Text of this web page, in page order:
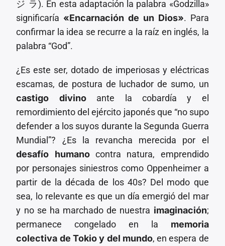
ジ ラ). En esta adaptación la palabra «Godzilla»
significaría «Encarnación de un Dios». Para
confirmar la idea se recurre a la raíz en inglés, la
palabra “God”.
¿Es este ser, dotado de imperiosas y eléctricas
escamas, de postura de luchador de sumo, un
castigo divinoante la cobardía y el
remordimiento del ejército japonés que “no supo
defender a los suyos durante la Segunda Guerra
Mundial”? ¿Es la revancha merecida por el
desafío humano contra natura, emprendido
por personajes siniestros como Oppenheimer a
partir de la década de los 40s? Del modo que
sea, lo relevante es que un día emergió del mar
y no se ha marchado de nuestra imaginación;
permanece congelado en la memoria
colectiva de Tokio y del mundo, en espera de